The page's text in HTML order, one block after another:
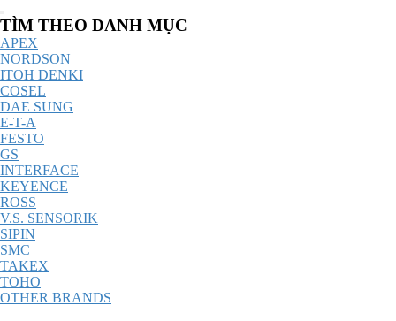
Catalog
Menu
TÌM THEO DANH MỤC
APEX
NORDSON
ITOH DENKI
COSEL
DAE SUNG
E-T-A
FESTO
GS
INTERFACE
KEYENCE
ROSS
V.S. SENSORIK
SIPIN
SMC
TAKEX
TOHO
OTHER BRANDS